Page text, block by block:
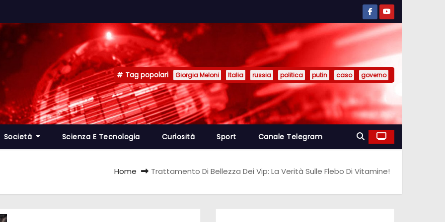
Tag popolari Giorgia Meloni Italia russia politica putin caso governo
Società Scienza E Tecnologia Curiosità Sport Canale Telegram
Home Trattamento Di Bellezza Dei Vip: La Verità Sulle Flebo Di Vitamine!